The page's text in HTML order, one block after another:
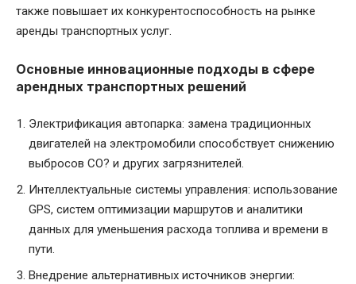
также повышает их конкурентоспособность на рынке
аренды транспортных услуг.
Основные инновационные подходы в сфере
арендных транспортных решений
Электрификация автопарка: замена традиционных
двигателей на электромобили способствует снижению
выбросов CO? и других загрязнителей.
Интеллектуальные системы управления: использование
GPS, систем оптимизации маршрутов и аналитики
данных для уменьшения расхода топлива и времени в
пути.
Внедрение альтернативных источников энергии: